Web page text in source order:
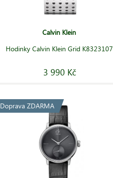
Calvin Klein
Hodinky Calvin Klein Grid K8323107
3 990 Kč
Doprava ZDARMA